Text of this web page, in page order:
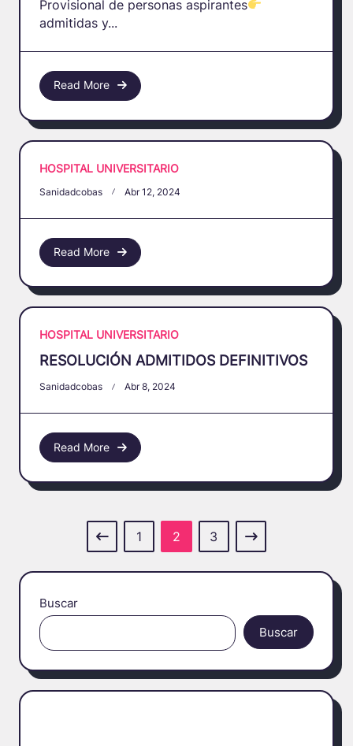
Provisional de personas aspirantes
admitidas y...
Read More
HOSPITAL UNIVERSITARIO
Sanidadcobas Abr 12, 2024
Read More
HOSPITAL UNIVERSITARIO
RESOLUCIÓN ADMITIDOS DEFINITIVOS
Sanidadcobas Abr 8, 2024
Read More
1 2 3
Buscar
Buscar